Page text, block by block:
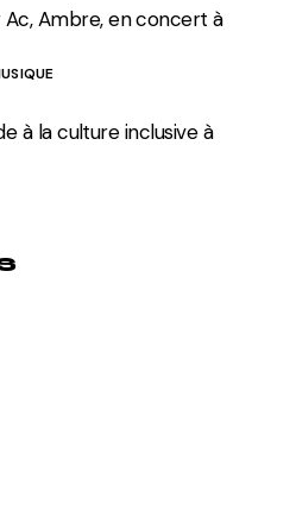
Ambre, en concert à
à la culture inclusive à